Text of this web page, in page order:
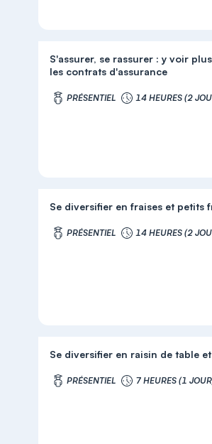
S'assurer, se rassurer : y voir
les contrats d'assurance
PRÉSENTIEL 14 HEURES (2
Se diversifier en fraises et petits
PRÉSENTIEL 14 HEURES (2
Se diversifier en raisin de table
PRÉSENTIEL 7 HEURES (1